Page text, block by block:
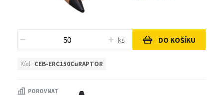
ks DO KOŠÍKU
Kód: CEB-ERC150CuRAPTOR
POROVNAT